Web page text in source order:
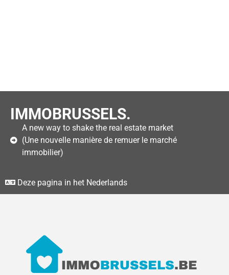
IMMOBRUSSELS.
A new way to shake the real estate market
(Une nouvelle manière de remuer le marché
immobilier)
Deze pagina in het Nederlands